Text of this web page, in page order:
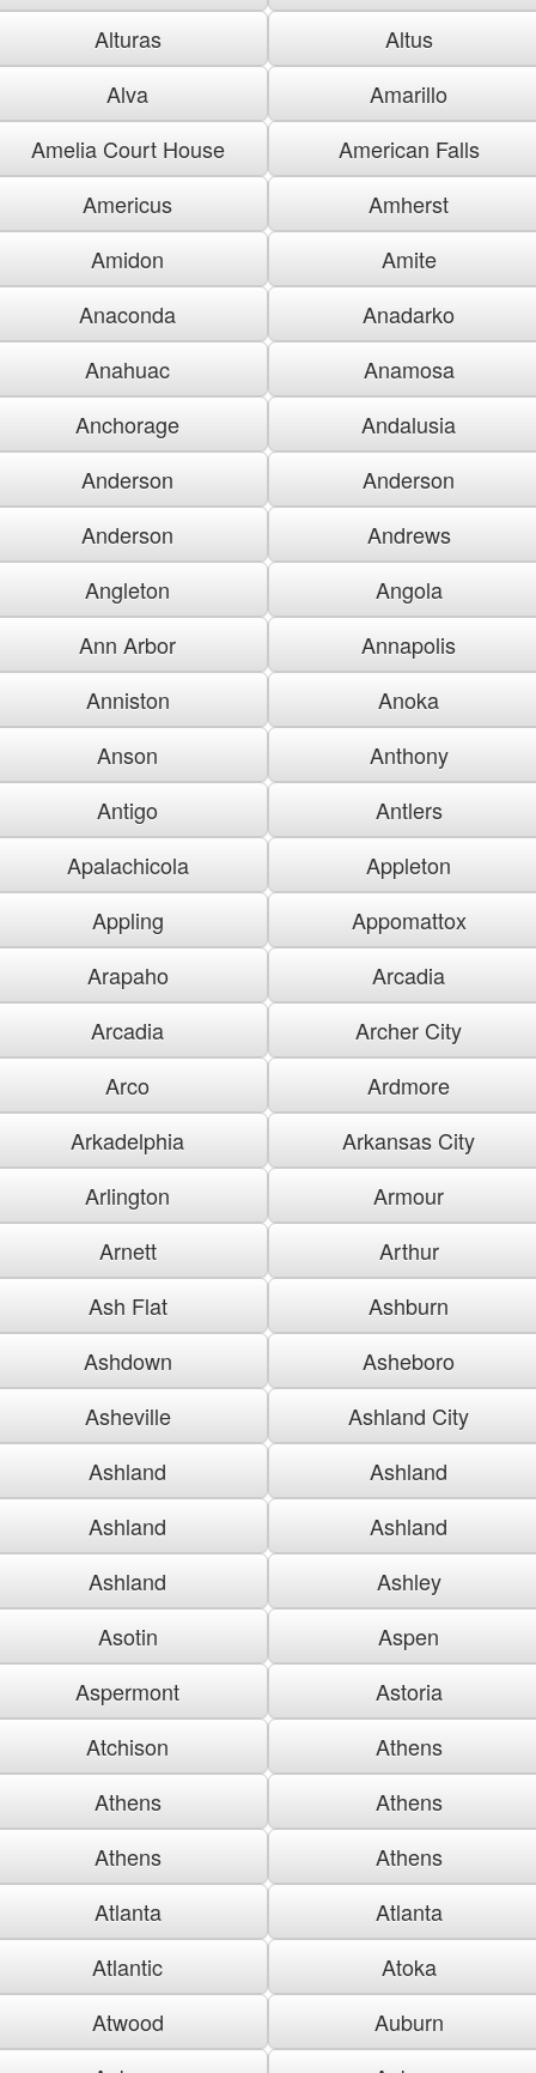
Alturas
Altus
Alva
Amarillo
Amelia Court House
American Falls
Americus
Amherst
Amidon
Amite
Anaconda
Anadarko
Anahuac
Anamosa
Anchorage
Andalusia
Anderson
Anderson
Anderson
Andrews
Angleton
Angola
Ann Arbor
Annapolis
Anniston
Anoka
Anson
Anthony
Antigo
Antlers
Apalachicola
Appleton
Appling
Appomattox
Arapaho
Arcadia
Arcadia
Archer City
Arco
Ardmore
Arkadelphia
Arkansas City
Arlington
Armour
Arnett
Arthur
Ash Flat
Ashburn
Ashdown
Asheboro
Asheville
Ashland City
Ashland
Ashland
Ashland
Ashland
Ashland
Ashley
Asotin
Aspen
Aspermont
Astoria
Atchison
Athens
Athens
Athens
Athens
Athens
Atlanta
Atlanta
Atlantic
Atoka
Atwood
Auburn